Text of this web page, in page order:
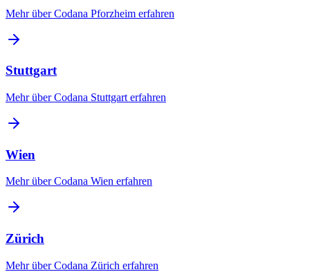
Mehr über Codana Pforzheim erfahren
Stuttgart
Mehr über Codana Stuttgart erfahren
Wien
Mehr über Codana Wien erfahren
Zürich
Mehr über Codana Zürich erfahren